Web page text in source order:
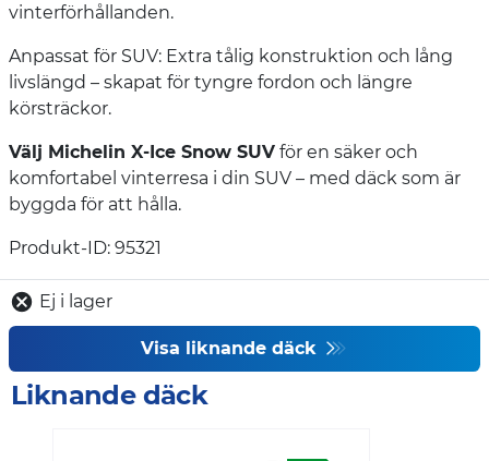
vinterförhållanden.
Anpassat för SUV: Extra tålig konstruktion och lång
livslängd – skapat för tyngre fordon och längre
körsträckor.
Välj Michelin X-Ice Snow SUV för en säker och
komfortabel vinterresa i din SUV – med däck som är
byggda för att hålla.
Produkt-ID: 95321
Ej i lager
Visa liknande däck
Liknande däck